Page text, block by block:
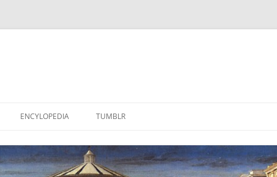
ENCYLOPEDIA TUMBLR